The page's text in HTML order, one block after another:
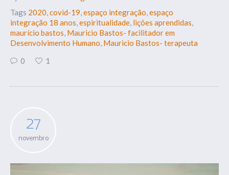
Tags 2020,covid-19,espaço integração,espaço
integração 18 anos,espiritualidade, lições aprendidas,
maurício bastos, Mauricio Bastos- facilitador em
Desenvolvimento Humano, Mauricio Bastos- terapeuta
0
1
27
novembro